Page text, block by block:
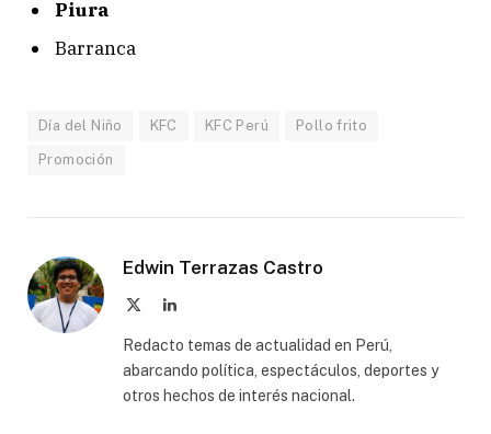
Piura
Barranca
Día del Niño KFC KFC Perú Pollo frito
Promoción
Edwin Terrazas Castro
LinkedIn
Redacto temas de actualidad en Perú,
abarcando política, espectáculos, deportes y
otros hechos de interés nacional.